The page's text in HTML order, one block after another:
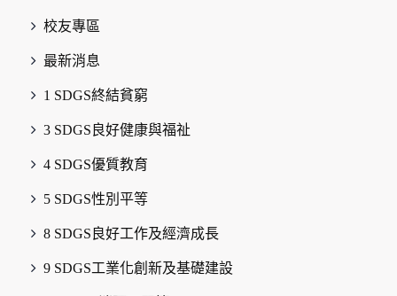
校友專區
最新消息
1 SDGS終結貧窮
3 SDGS良好健康與福祉
4 SDGS優質教育
5 SDGS性別平等
8 SDGS良好工作及經濟成長
9 SDGS工業化創新及基礎建設